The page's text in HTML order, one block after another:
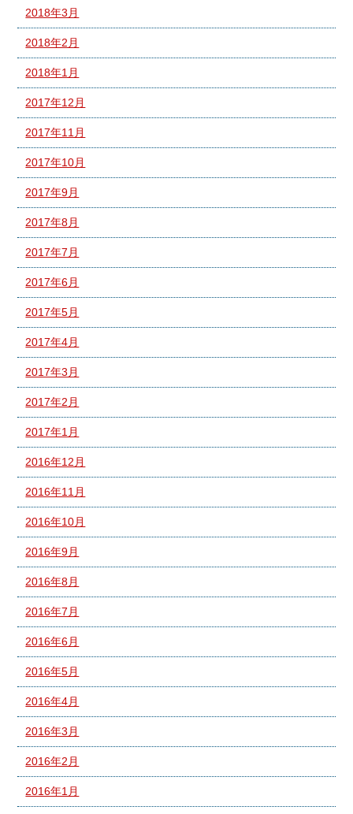
2018年3月
2018年2月
2018年1月
2017年12月
2017年11月
2017年10月
2017年9月
2017年8月
2017年7月
2017年6月
2017年5月
2017年4月
2017年3月
2017年2月
2017年1月
2016年12月
2016年11月
2016年10月
2016年9月
2016年8月
2016年7月
2016年6月
2016年5月
2016年4月
2016年3月
2016年2月
2016年1月